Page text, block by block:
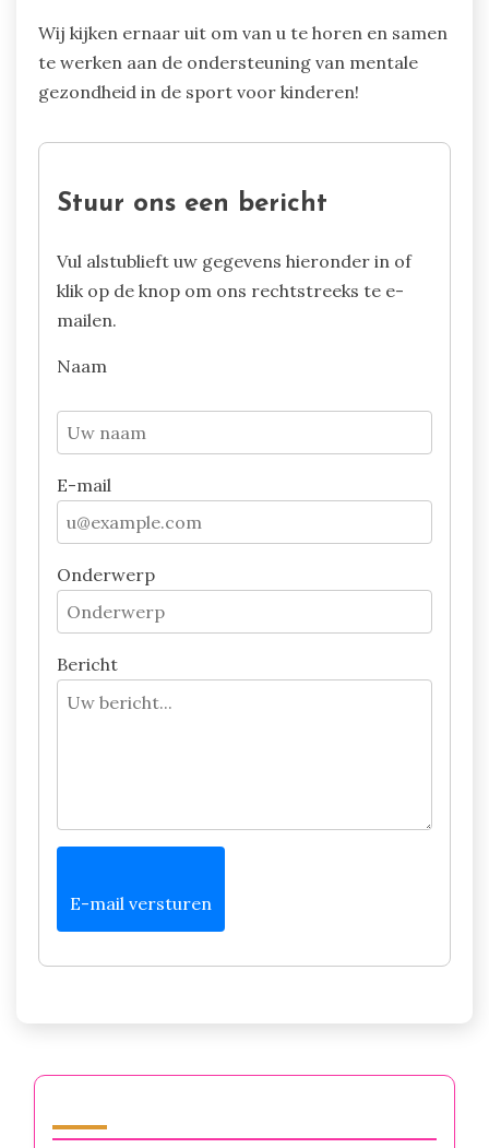
Wij kijken ernaar uit om van u te horen en samen
te werken aan de ondersteuning van mentale
gezondheid in de sport voor kinderen!
Stuur ons een bericht
Vul alstublieft uw gegevens hieronder in of
klik op de knop om ons rechtstreeks te e-
mailen.
Naam
E-mail
Onderwerp
Bericht
E-mail versturen